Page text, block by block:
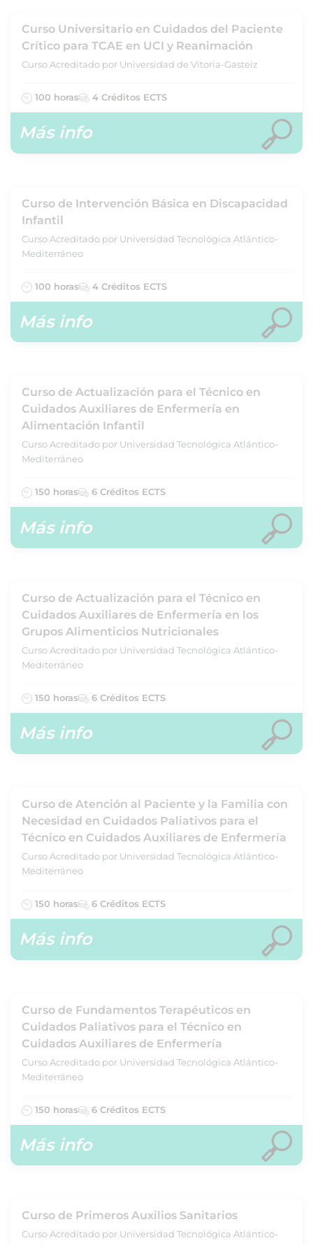
Curso Universitario en Cuidados del Paciente
Crítico para TCAE en UCI y Reanimación
Curso Acreditado por Universidad de Vitoria-Gasteiz
100 horas 4 Créditos ECTS
Más info
Curso de Intervención Básica en Discapacidad
Infantil
Curso Acreditado por Universidad Tecnológica Atlántico-
Mediterráneo
100 horas 4 Créditos ECTS
Más info
Curso de Actualización para el Técnico en
Cuidados Auxiliares de Enfermería en
Alimentación Infantil
Curso Acreditado por Universidad Tecnológica Atlántico-
Mediterráneo
150 horas 6 Créditos ECTS
Más info
Curso de Actualización para el Técnico en
Cuidados Auxiliares de Enfermería en los
Grupos Alimenticios Nutricionales
Curso Acreditado por Universidad Tecnológica Atlántico-
Mediterráneo
150 horas 6 Créditos ECTS
Más info
Curso de Atención al Paciente y la Familia con
Necesidad en Cuidados Paliativos para el
Técnico en Cuidados Auxiliares de Enfermería
Curso Acreditado por Universidad Tecnológica Atlántico-
Mediterráneo
150 horas 6 Créditos ECTS
Más info
Curso de Fundamentos Terapéuticos en
Cuidados Paliativos para el Técnico en
Cuidados Auxiliares de Enfermería
Curso Acreditado por Universidad Tecnológica Atlántico-
Mediterráneo
150 horas 6 Créditos ECTS
Más info
Curso de Primeros Auxilios Sanitarios
Curso Acreditado por Universidad Tecnológica Atlántico-